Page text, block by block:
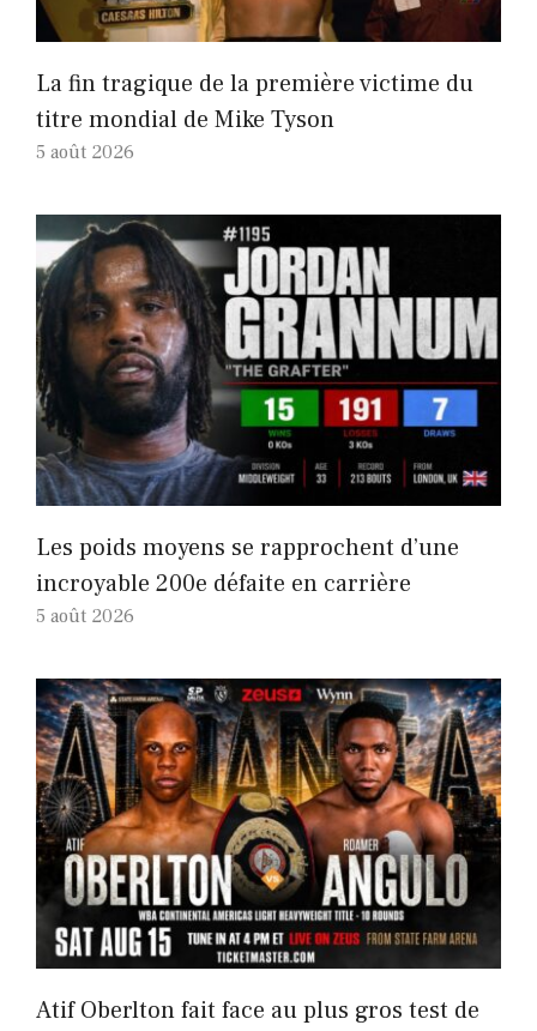
La fin tragique de la première victime du
titre mondial de Mike Tyson
5 août 2026
Les poids moyens se rapprochent d’une
incroyable 200e défaite en carrière
5 août 2026
Atif Oberlton fait face au plus gros test de